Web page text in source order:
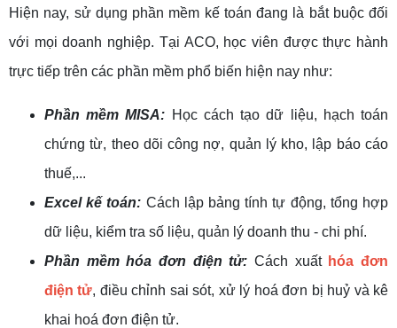
Hiện nay, sử dụng phần mềm kế toán đang là bắt buộc đối
với mọi doanh nghiệp. Tại ACO, học viên được thực hành
trực tiếp trên các phần mềm phổ biến hiện nay như:
Phần mềm MISA: Học cách tạo dữ liệu, hạch toán
chứng từ, theo dõi công nợ, quản lý kho, lập báo cáo
thuế,...
Excel kế toán: Cách lập bảng tính tự động, tổng hợp
dữ liệu, kiểm tra số liệu, quản lý doanh thu - chi phí.
Phần mềm hóa đơn điện tử: Cách xuất hóa đơn
điện tử, điều chỉnh sai sót, xử lý hoá đơn bị huỷ và kê
khai hoá đơn điện tử.